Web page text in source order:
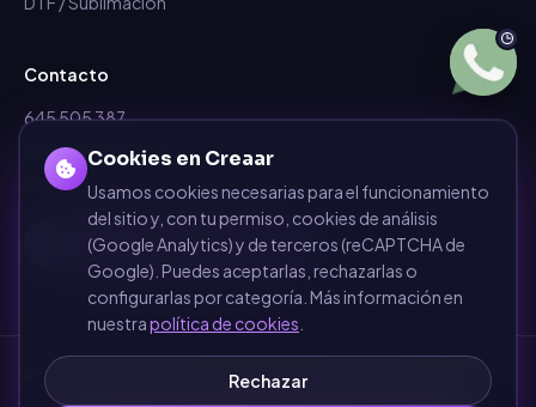
Contacto
645 505 387
info@dependalium.com
Mataró(Barcelona)
Déjanos tu reseña en Google
Zonas de cobertura Barcelona·Terrassa·Sabadell
Sant Cugat del Vallès
Manresa·Granollers
Cookies en Creaar
Usamos cookies necesarias para el funcionamiento
del sitio y, con tu permiso, cookies de análisis
(Google Analytics) y de terceros (reCAPTCHA de
Google). Puedes aceptarlas, rechazarlas o
configurarlas por categoría. Más información en
nuestrapolítica de cookies
Rechazar